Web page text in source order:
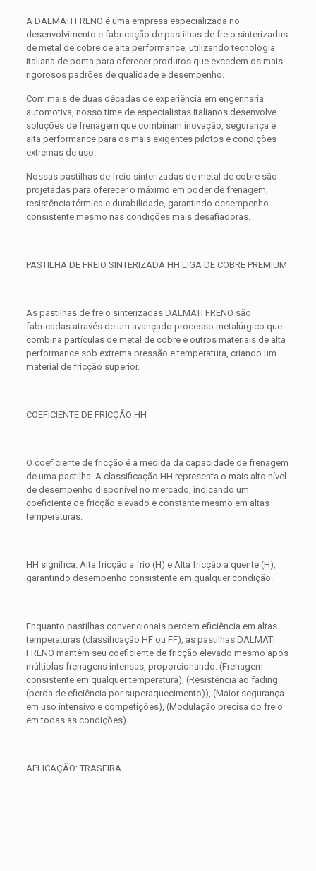
A DALMATI FRENO é uma empresa especializada no
desenvolvimento e fabricação de pastilhas de freio sinterizadas
de metal de cobre de alta performance, utilizando tecnologia
italiana de ponta para oferecer produtos que excedem os mais
rigorosos padrões de qualidade e desempenho.
Com mais de duas décadas de experiência em engenharia
automotiva, nosso time de especialistas italianos desenvolve
soluções de frenagem que combinam inovação, segurança e
alta performance para os mais exigentes pilotos e condições
extremas de uso.
Nossas pastilhas de freio sinterizadas de metal de cobre são
projetadas para oferecer o máximo em poder de frenagem,
resistência térmica e durabilidade, garantindo desempenho
consistente mesmo nas condições mais desafiadoras.
PASTILHA DE FREIO SINTERIZADA HH LIGA DE COBRE PREMIUM
As pastilhas de freio sinterizadas DALMATI FRENO são
fabricadas através de um avançado processo metalúrgico que
combina partículas de metal de cobre e outros materiais de alta
performance sob extrema pressão e temperatura, criando um
material de fricção superior.
COEFICIENTE DE FRICÇÃO HH
O coeficiente de fricção é a medida da capacidade de frenagem
de uma pastilha. A classificação HH representa o mais alto nível
de desempenho disponível no mercado, indicando um
coeficiente de fricção elevado e constante mesmo em altas
temperaturas.
HH significa: Alta fricção a frio (H) e Alta fricção a quente (H),
garantindo desempenho consistente em qualquer condição.
Enquanto pastilhas convencionais perdem eficiência em altas
temperaturas (classificação HF ou FF), as pastilhas DALMATI
FRENO mantêm seu coeficiente de fricção elevado mesmo após
múltiplas frenagens intensas, proporcionando: (Frenagem
consistente em qualquer temperatura), (Resistência ao fading
(perda de eficiência por superaquecimento)), (Maior segurança
em uso intensivo e competições), (Modulação precisa do freio
em todas as condições).
APLICAÇÃO: TRASEIRA